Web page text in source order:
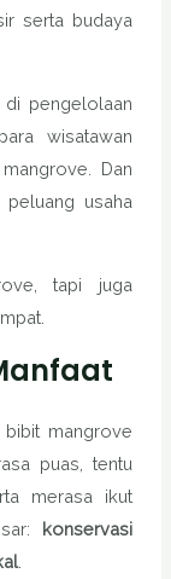
serta budaya
di pengelolaan
wisatawan
Dan
usaha
tapi juga
mangrove
puas, tentu
merasa ikut
konservasi
.